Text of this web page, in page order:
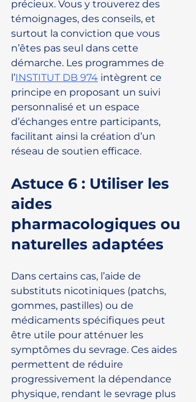
précieux. Vous y trouverez des
témoignages, des conseils, et
surtout la conviction que vous
n’êtes pas seul dans cette
démarche. Les programmes de
l’INSTITUT DB 974 intègrent ce
principe en proposant un suivi
personnalisé et un espace
d’échanges entre participants,
facilitant ainsi la création d’un
réseau de soutien efficace.
Astuce 6 : Utiliser les
aides
pharmacologiques ou
naturelles adaptées
Dans certains cas, l’aide de
substituts nicotiniques (patchs,
gommes, pastilles) ou de
médicaments spécifiques peut
être utile pour atténuer les
symptômes du sevrage. Ces aides
permettent de réduire
progressivement la dépendance
physique, rendant le sevrage plus